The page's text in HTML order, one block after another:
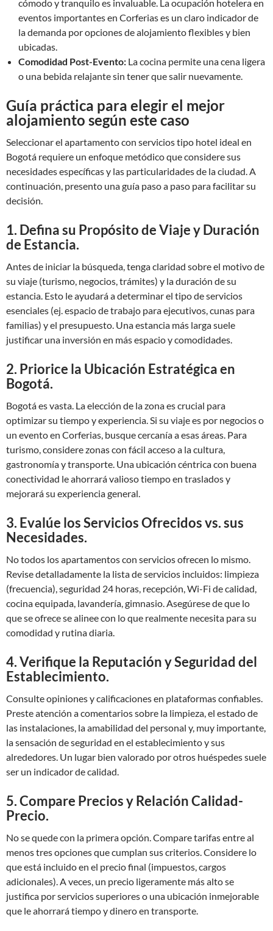
cómodo y tranquilo es invaluable. La ocupación hotelera en
eventos importantes en Corferias es un claro indicador de
la demanda por opciones de alojamiento flexibles y bien
ubicadas.
Comodidad Post-Evento: La cocina permite una cena ligera
o una bebida relajante sin tener que salir nuevamente.
Guía práctica para elegir el mejor
alojamiento según este caso
Seleccionar el apartamento con servicios tipo hotel ideal en
Bogotá requiere un enfoque metódico que considere sus
necesidades específicas y las particularidades de la ciudad. A
continuación, presento una guía paso a paso para facilitar su
decisión.
1. Defina su Propósito de Viaje y Duración
de Estancia.
Antes de iniciar la búsqueda, tenga claridad sobre el motivo de
su viaje (turismo, negocios, trámites) y la duración de su
estancia. Esto le ayudará a determinar el tipo de servicios
esenciales (ej. espacio de trabajo para ejecutivos, cunas para
familias) y el presupuesto. Una estancia más larga suele
justificar una inversión en más espacio y comodidades.
2. Priorice la Ubicación Estratégica en
Bogotá.
Bogotá es vasta. La elección de la zona es crucial para
optimizar su tiempo y experiencia. Si su viaje es por negocios o
un evento en Corferias, busque cercanía a esas áreas. Para
turismo, considere zonas con fácil acceso a la cultura,
gastronomía y transporte. Una ubicación céntrica con buena
conectividad le ahorrará valioso tiempo en traslados y
mejorará su experiencia general.
3. Evalúe los Servicios Ofrecidos vs. sus
Necesidades.
No todos los apartamentos con servicios ofrecen lo mismo.
Revise detalladamente la lista de servicios incluidos: limpieza
(frecuencia), seguridad 24 horas, recepción, Wi-Fi de calidad,
cocina equipada, lavandería, gimnasio. Asegúrese de que lo
que se ofrece se alinee con lo que realmente necesita para su
comodidad y rutina diaria.
4. Verifique la Reputación y Seguridad del
Establecimiento.
Consulte opiniones y calificaciones en plataformas confiables.
Preste atención a comentarios sobre la limpieza, el estado de
las instalaciones, la amabilidad del personal y, muy importante,
la sensación de seguridad en el establecimiento y sus
alrededores. Un lugar bien valorado por otros huéspedes suele
ser un indicador de calidad.
5. Compare Precios y Relación Calidad-
Precio.
No se quede con la primera opción. Compare tarifas entre al
menos tres opciones que cumplan sus criterios. Considere lo
que está incluido en el precio final (impuestos, cargos
adicionales). A veces, un precio ligeramente más alto se
justifica por servicios superiores o una ubicación inmejorable
que le ahorrará tiempo y dinero en transporte.